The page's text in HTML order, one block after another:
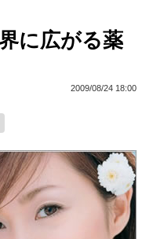
に広がる薬
2009/08/24 18:00